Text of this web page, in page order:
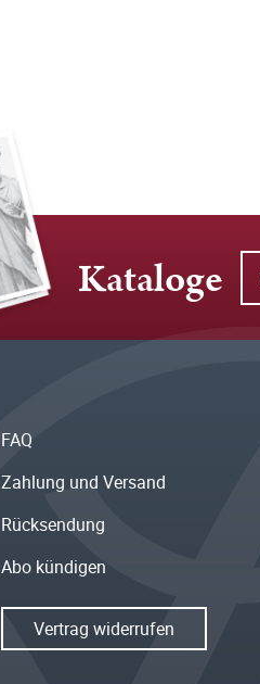
Kataloge
FAQ
Zahlung und Versand
Rücksendung
Abo kündigen
Vertrag widerrufen